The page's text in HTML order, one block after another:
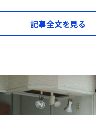
記事全文を見る